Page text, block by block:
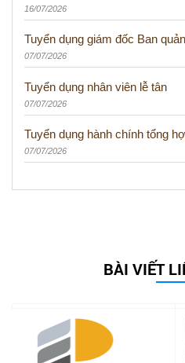
16/07/2026
Tuyển dụng giám đốc Ban
07/07/2026
Tuyển dụng nhân viên lễ tân
07/07/2026
Tuyển dụng hành chính tổng
07/07/2026
BÀI VIẾT